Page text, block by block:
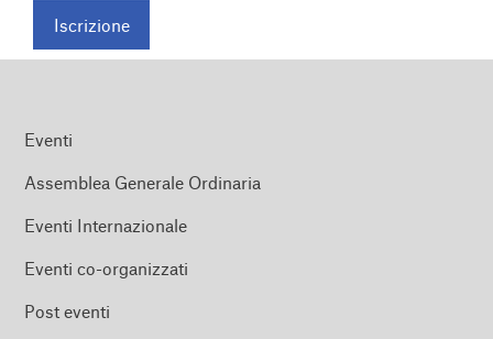
Iscrizione
Eventi
Assemblea Generale Ordinaria
Eventi Internazionale
Eventi co-organizzati
Post eventi